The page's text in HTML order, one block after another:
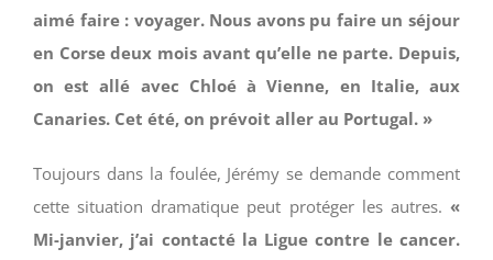
aimé faire : voyager. Nous avons pu faire un séjour
en Corse deux mois avant qu’elle ne parte. Depuis,
on est allé avec Chloé à Vienne, en Italie, aux
Canaries. Cet été, on prévoit aller au Portugal. »
Toujours dans la foulée, Jérémy se demande comment
cette situation dramatique peut protéger les autres. «
Mi-janvier, j’ai contacté la Ligue contre le cancer.